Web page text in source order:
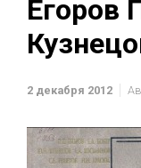
Егоров
2 декабря 2012